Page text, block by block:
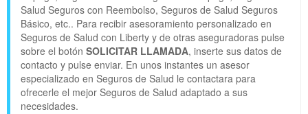
Salud Seguros con Reembolso, Seguros de Salud Seguros
Básico, etc.. Para recibir asesoramiento personalizado en
Seguros de Salud con Liberty y de otras aseguradoras pulse
sobre el botón SOLICITAR LLAMADA, inserte sus datos de
contacto y pulse enviar. En unos instantes un asesor
especializado en Seguros de Salud le contactara para
ofrecerle el mejor Seguros de Salud adaptado a sus
necesidades.